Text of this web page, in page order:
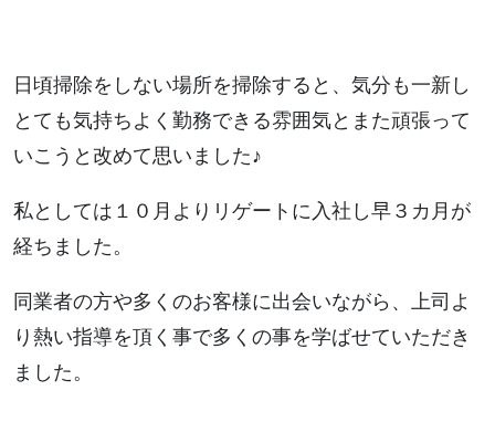
日頃掃除をしない場所を掃除すると、気分も一新し
とても気持ちよく勤務できる雰囲気とまた頑張って
いこうと改めて思いました♪
私としては１０月よりリゲートに入社し早３カ月が
経ちました。
同業者の方や多くのお客様に出会いながら、上司よ
り熱い指導を頂く事で多くの事を学ばせていただき
ました。